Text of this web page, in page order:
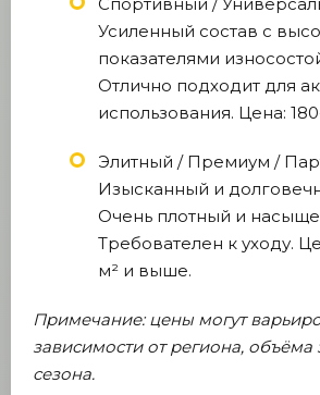
Спортивный /
Усиленный состав с
показателями
Отлично подходит для
использования. Цена:
Элитный / Премиум /
Изысканный и
Очень плотный и
Требователен к уходу.
м² и выше.
Примечание: цены могут
зависимости от региона, объёма
сезона.